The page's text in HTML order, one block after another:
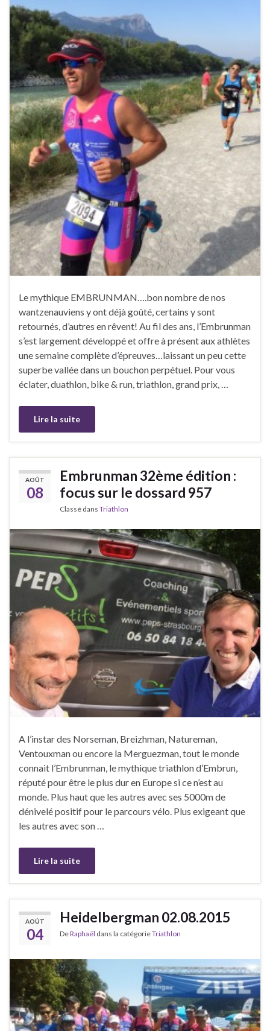
Le mythique EMBRUNMAN….bon nombre de nos
wantzenauviens y ont déjà goûté, certains y sont
retournés, d’autres en rêvent! Au fil des ans, l’Embrunman
s’est largement développé et offre à présent aux athlètes
une semaine complète d’épreuves…laissant un peu cette
superbe vallée dans un bouchon perpétuel. Pour vous
éclater, duathlon, bike & run, triathlon, grand prix, …
Lire la suite
AOÛT
08
Embrunman 32ème édition :
focus sur le dossard 957
Classé dans Triathlon
A l’instar des Norseman, Breizhman, Natureman,
Ventouxman ou encore la Merguezman, tout le monde
connait l’Embrunman, le mythique triathlon d’Embrun,
réputé pour être le plus dur en Europe si ce n’est au
monde. Plus haut que les autres avec ses 5000m de
dénivelé positif pour le parcours vélo. Plus exigeant que
les autres avec son …
Lire la suite
AOÛT
04
Heidelbergman 02.08.2015
DeRaphaël dans la catégorieTriathlon